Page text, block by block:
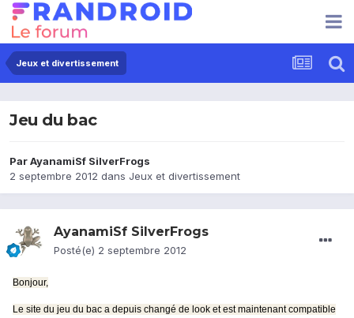
Jeux et divertissement
Jeu du bac
ParAyanamiSf SilverFrogs
2 septembre 2012 dans Jeux et divertissement
AyanamiSf SilverFrogs
Posté(e) 2 septembre 2012
Bonjour,
Le site du jeu du bac a depuis changé de look et est maintenant compatible